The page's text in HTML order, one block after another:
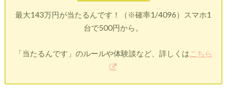
最大143万円が当たるんです！（※確率1/4096）スマホ1
台で500円から。
「当たるんです」のルールや体験談など、詳しくは こちら